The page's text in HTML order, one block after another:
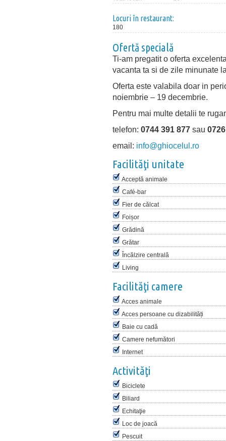
Locuri în restaurant:
180
Ofertă specială
Ti-am pregatit o oferta
vacanta ta si de zile minunate
Oferta este valabila doar in
noiembrie – 19 decembrie.
Pentru mai multe detalii te
telefon: 0744 391 877 sau
email: info@ghiocelul.ro
Facilităţi unitate
Acceptă animale
Café-bar
Fier de călcat
Foișor
Grădină
Grătar
Încălzire centrală
Living
Facilităţi camere
Acces animale
Acces persoane cu dizabilități
Baie cu cadă
Camere nefumători
Internet
Activităţi
Biciclete
Biliard
Echitaţie
Loc de joacă
Pescuit